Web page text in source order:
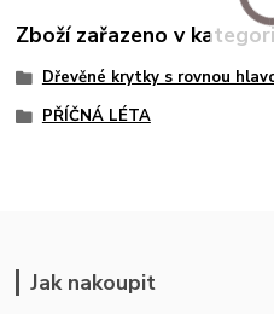
Zboží zařazeno v
Dřevěné krytky s rovnou
PŘÍČNÁ LÉTA
Jak nakoupit